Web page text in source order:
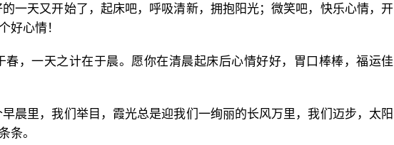
的一天又开始了，起床吧，呼吸清新，拥抱阳光；微笑吧，快乐心情，开
好心情！
春，一天之计在于晨。愿你在清晨起床后心情好好，胃口棒棒，福运佳
早晨里，我们举目，霞光总是迎我们一绚丽的长风万里，我们迈步，太阳
条。